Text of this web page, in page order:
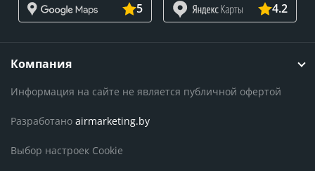
5 4.2
Компания
Информация на сайте не является публичной офертой
Разработано airmarketing.by
Выбор настроек Cookie